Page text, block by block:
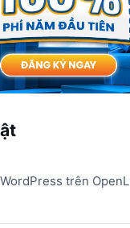
trên